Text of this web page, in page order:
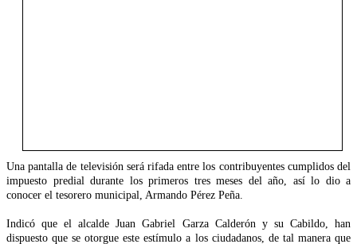
Una pantalla de televisión será rifada entre los contribuyentes cumplidos del
impuesto predial durante los primeros tres meses del año, así lo dio a
conocer el tesorero municipal, Armando Pérez Peña.
Indicó que el alcalde Juan Gabriel Garza Calderón y su Cabildo, han
dispuesto que se otorgue este estímulo a los ciudadanos, de tal manera que